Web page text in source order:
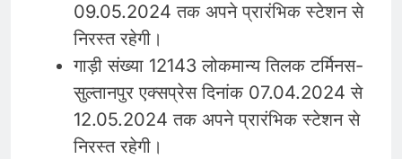
09.05.2024 तक अपने प्रारंभिक स्टेशन से
निरस्त रहेगी।
गाड़ी संख्या 12143 लोकमान्य तिलक टर्मिनस-
सुल्तानपुर एक्सप्रेस दिनांक 07.04.2024 से
12.05.2024 तक अपने प्रारंभिक स्टेशन से
निरस्त रहेगी।